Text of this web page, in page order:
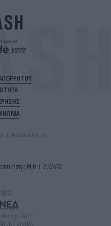
& Δεοντολογίας
Μ.Η.Τ.232472
2026
DIGITAL